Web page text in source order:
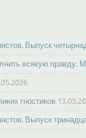
Выпуск
всякую правду.
гностиков
Выпуск